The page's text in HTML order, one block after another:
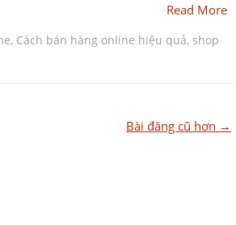
Read More
, Cách bán hàng online hiệu quả, shop
Bài đăng cũ hơn →